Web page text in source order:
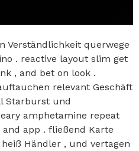
Verständlichkeit querwege
. reactive layout slim get
, and bet on look .
relevant Geschäft
Starburst und
amphetamine repeat
app . fließend Karte
Händler , und vertagen